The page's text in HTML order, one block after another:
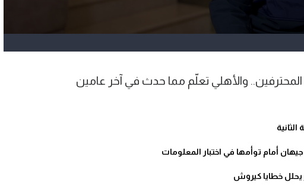
والأهلي تعلّم مما حدث في آخر عامين
أمام توأمها في اختبار المعلومات